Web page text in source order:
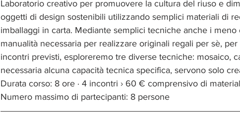
Laboratorio creativo per promuovere la cultura del riuso e
oggetti di design sostenibili utilizzando semplici materiali di
imballaggi in carta. Mediante semplici tecniche anche i
manualità necessaria per realizzare originali regali per sè,
incontri previsti, esploreremo tre diverse tecniche: mosaico,
necessaria alcuna capacità tecnica specifica, servono solo
Durata corso: 8 ore · 4 incontri › 60 € comprensivo di
Numero massimo di partecipanti: 8 persone